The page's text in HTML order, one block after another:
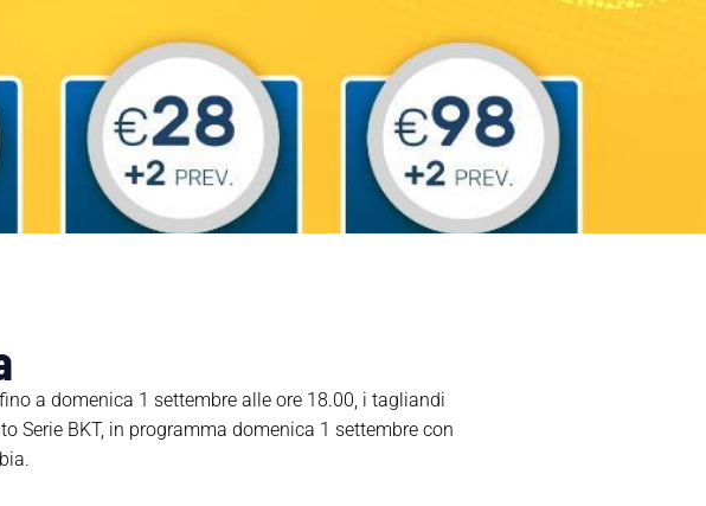
a domenica 1 settembre alle ore 18.00, i tagliandi
Serie BKT, in programma domenica 1 settembre con